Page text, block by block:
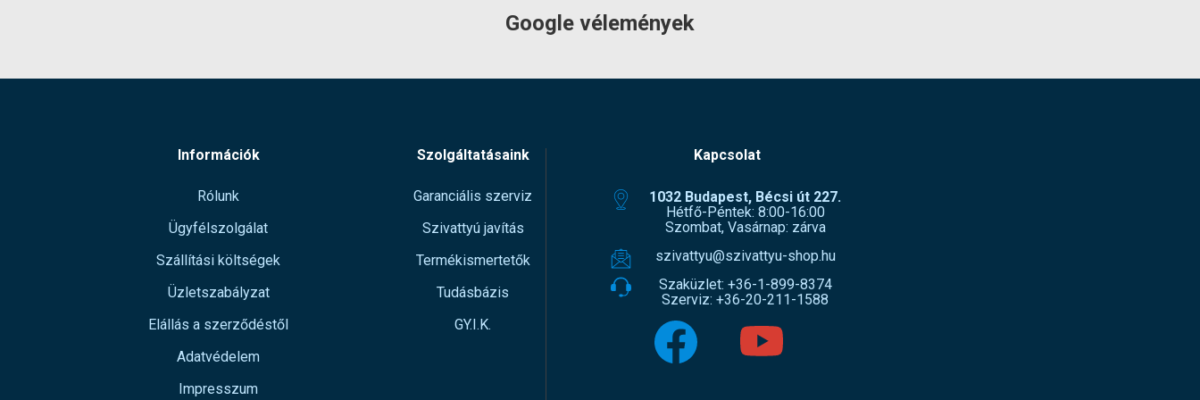
Google vélemények
Információk
Rólunk
Ügyfélszolgálat
Szállítási költségek
Üzletszabályzat
Elállás a szerződéstől
Adatvédelem
Impresszum
Szolgáltatásaink
Garanciális szerviz
Szivattyú javítás
Termékismertetők
Tudásbázis
GY.I.K.
Kapcsolat
1032 Budapest, Bécsi út 227.
Hétfő-Péntek: 8:00-16:00
Szombat, Vasárnap: zárva
szivattyu@szivattyu-shop.hu
Szaküzlet: +36-1-899-8374
Szerviz: +36-20-211-1588